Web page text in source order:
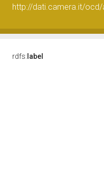
http://dati.camera.it/
rdfs: label